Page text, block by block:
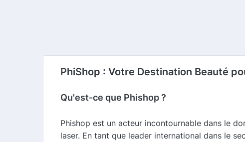
PhiShop : Votre Destination Beauté
Qu'est-ce que Phishop ?
Phishop est un acteur incontournable dans le
laser. En tant que leader international dans le